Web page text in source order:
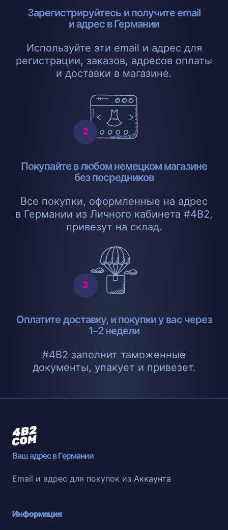
Зарегистрируйтесь и получите email
и адрес в Германии
Используйте эти email и адрес для
регистрации, заказов, адресов оплаты
и доставки в магазине.
Покупайте в любом немецком магазине
без посредников
Все покупки, оформленные на адрес
в Германии из Личного кабинета #4B2,
привезут на склад.
Оплатите доставку, и покупки у вас через
1–2 недели
#4B2 заполнит таможенные
документы, упакует и привезет.
Ваш адрес в Германии
Email и адрес для покупок из Аккаунта
Информация